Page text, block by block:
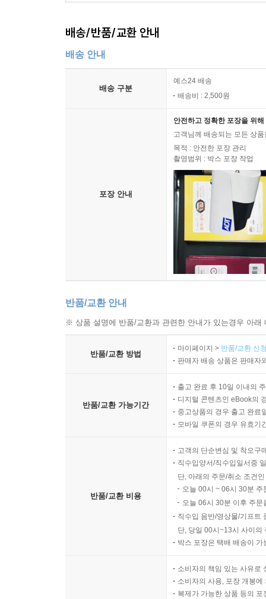
배송/반품/교환 안내
배송 안내
배송 구분
예스24 배송
배송비 : 2,500원
포장 안내
안전하고 정확한 포장을 위
고객님께 배송되는 모든 상
목적 : 안전한 포장 관리
촬영범위 : 박스 포장 작업
반품/교환 안내
※ 상품 설명에 반품/교환과 관련한 안내가 있는경우 아
반품/교환 방법
마이페이지 > 반품/교환 신
판매자 배송 상품은 판매자
반품/교환 가능기간
출고 완료 후 10일 이내의
디지털 콘텐츠인 eBook의
중고상품의 경우 출고 완료
모바일 쿠폰의 경우 유효기
반품/교환 비용
고객의 단순변심 및 착오구
직수입양서/직수입일서중
단, 아래의 주문/취소 조건
오늘 00시 ~ 06시 30분
오늘 06시 30분 이후 주
직수입 음반/영상물/기프트
단, 당일 00시~13시 사이의
박스 포장은 택배 배송이
소비자의 책임 있는 사유로
소비자의 사용, 포장 개봉
복제가 가능한 상품 등의